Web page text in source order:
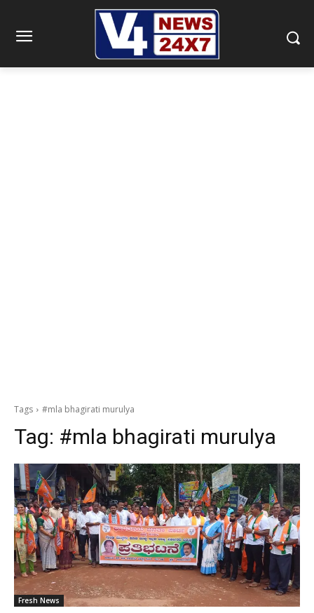
Tags #mla bhagirati murulya
Tag: #mla bhagirati murulya
Fresh News